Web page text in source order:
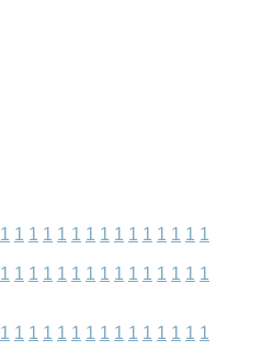
1 1 1 1 1 1 1 1 1 1 1 1 1 1 1
1 1 1 1 1 1 1 1 1 1 1 1 1 1 1
1 1 1 1 1 1 1 1 1 1 1 1 1 1 1